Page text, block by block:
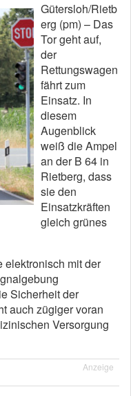
Gütersloh/Rietb
erg (pm) – Das
Tor geht auf,
der
Rettungswagen
fährt zum
Einsatz. In
diesem
Augenblick
weiß die Ampel
an der B 64 in
Rietberg, dass
sie den
Einsatzkräften
gleich grünes
elektronisch mit der
Sicherheit der
auch zügiger voran
Versorgung
Anzeige